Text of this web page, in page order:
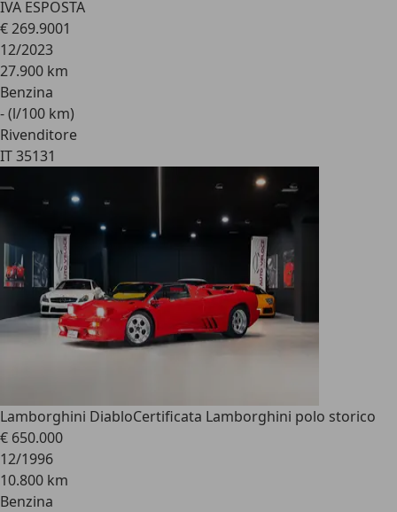
IVA ESPOSTA
€ 269.9001
12/2023
27.900 km
Benzina
- (l/100 km)
Rivenditore
IT 35131
Lamborghini DiabloCertificata Lamborghini polo storico
€ 650.000
12/1996
10.800 km
Benzina